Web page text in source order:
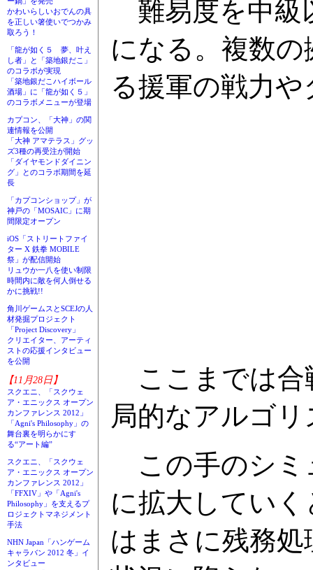
かわいらしいおでんの具
を正しい箸使いでつかみ
取ろう！
「龍が如く５ 夢、叶え
し者」と「築地銀だこ」
のコラボが実現
「築地銀だこハイボール
酒場」に「龍が如く５」
のコラボメニューが登場
カプコン、「大神」の関
連情報を公開
「大神 アマテラス」グッ
ズ3種の再受注が開始
「ダイヤモンドダイニン
グ」とのコラボ期間を延
長
「カプコンショップ」が
神戸の「MOSAIC」に期
間限定オープン
iOS「ストリートファイ
ター X 鉄拳 MOBILE
祭」が配信開始
リュウか一八を使い制限
時間内に敵を何人倒せる
かに挑戦!!
角川ゲームスとSCEJの人
材発掘プロジェクト
「Project Discovery」
クリエイター、アーティ
ストの応援インタビュー
を公開
【11月28日】
スクエニ、「スクウェ
ア・エニックス オープン
カンファレンス 2012」
「Agni's Philosophy」の
舞台裏を明らかにす
る“アート編”
スクエニ、「スクウェ
ア・エニックス オープン
カンファレンス 2012」
「FFXIV」や「Agni's
Philosophy」を支えるプ
ロジェクトマネジメント
手法
NHN Japan「ハンゲーム
キャラバン 2012 冬」イ
ンタビュー
難易度を中級
になる。複数
る援軍の戦力
ここまでは合
局的なアルゴ
この手のシミ
に拡大してい
はまさに残務